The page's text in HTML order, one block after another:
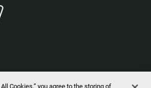
Cookies,” you agree to the storing of